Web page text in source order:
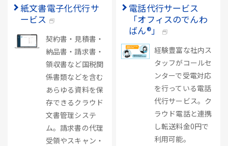
紙文書電子化代行サ
ービス
契約書・見積書・
納品書・請求書・
領収書など国税関
係書類などを含む
あらゆる資料を保
存できるクラウド
文書管理システ
ム。請求書の代理
受領やスキャン・
電話代行サービス
「オフィスのでんわ
ばん®」
経験豊富な社内ス
タッフがコールセ
ンターで受電対応
を行っている電話
代行サービス。ク
ラウド電話と連携
し転送料金0円で
利用可能。